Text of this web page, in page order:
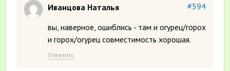
#594
Иванцова Наталья
вы, наверное, ошиблись - там и огурец/горох
и горох/огурец совместимость хорошая.
Ответить